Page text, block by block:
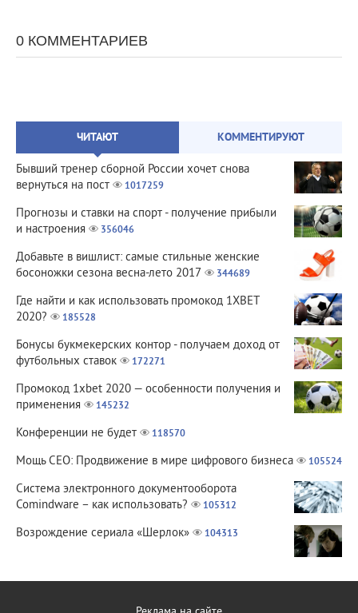
0 КОММЕНТАРИЕВ
ЧИТАЮТ КОММЕНТИРУЮТ
Бывший тренер сборной России хочет снова
вернуться на пост
1017259
Прогнозы и ставки на спорт - получение прибыли
и настроения
356046
Добавьте в вишлист: самые стильные женские
босоножки сезона весна-лето 2017
344689
Где найти и как использовать промокод 1XBET
2020?
185528
Бонусы букмекерских контор - получаем доход от
футбольных ставок
172271
Промокод 1xbet 2020 — особенности получения и
применения
145232
Конференции не будет 118570
Мощь СЕО: Продвижение в мире цифрового бизнеса 105524
Система электронного документооборота
Comindware – как использовать?
105312
Возрождение сериала «Шерлок» 104313